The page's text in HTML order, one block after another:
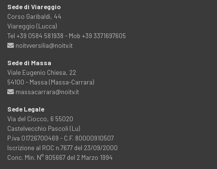
Sede di Viareggio
Corso Garibaldi, 44
Viareggio (Lucca)
Tel +39 0584 581938 - Mob +39 3371697605
noitvversilia@noitv.it
Sede di Massa
Viale Eugenio Chiesa, 22
54100 - Massa (Massa-Carrara)
massacarrara@noitv.it
Sede Legale
Via del Ciocco, 6 55020
Castelvecchio Pascoli (Lu)
P.iva 01726700469 - C.F. 80000910507
Iscrizione al ROC n.7677 del 23/09/2000
Conc. Min. N° 905667 del 2 Marzo 1994